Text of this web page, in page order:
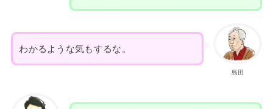
島田
わかるような気もするな。